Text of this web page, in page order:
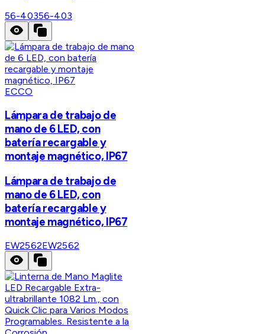
56-40356-403
ECCO
Lámpara de trabajo de
mano de 6 LED, con
batería recargable y
montaje magnético, IP67
Lámpara de trabajo de
mano de 6 LED, con
batería recargable y
montaje magnético, IP67
EW2562EW2562